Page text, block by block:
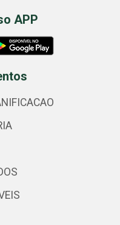
APP